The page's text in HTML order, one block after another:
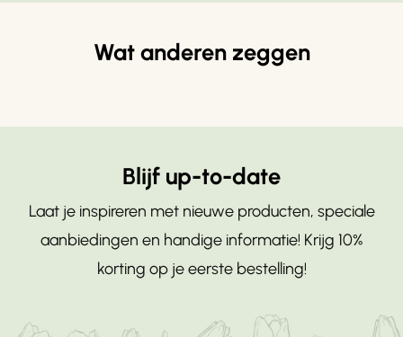
Wat anderen zeggen
Blijf up-to-date
Laat je inspireren met nieuwe producten, speciale
aanbiedingen en handige informatie! Krijg 10%
korting op je eerste bestelling!